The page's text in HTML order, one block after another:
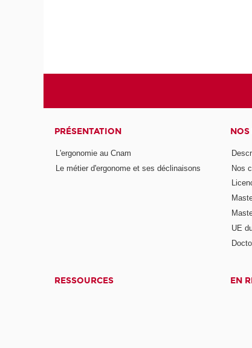
PRÉSENTATION
L'ergonomie au Cnam
Le métier d'ergonome et ses déclinaisons
Nos
UE
RESSOURCES EN